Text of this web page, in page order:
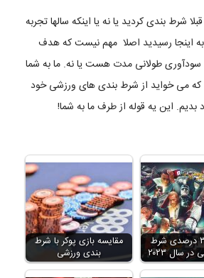
شرط بندی کردید یا نه یا اینکه سالها تجربه
اینجا رسیدید اصلا مهم نیست که هدف
سودآوری طولانی مدت هست یا نه. ما به شما
که می خواید از شرط بندی های ورزشی خود
بدیم. این یه قوله از طرف ما به شما!
مقایسه بازی پوکر با شرط
بندی ورزشی
افزایش ۳۰ درصدی شرط
سال ۲۰۲۳